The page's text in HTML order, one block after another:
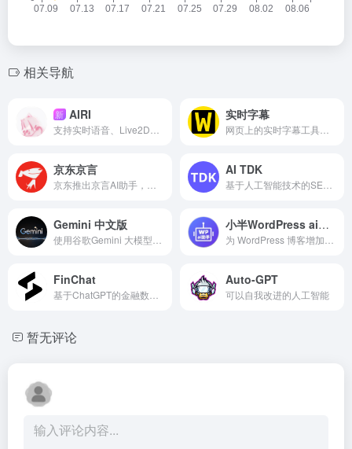
相关导航
新 AIRI 实时字幕
京东京言 AI TDK
Gemini 中文版 小半WordPress ai助手
FinChat Auto-GPT
可以自我改进的人工智能
暂无评论